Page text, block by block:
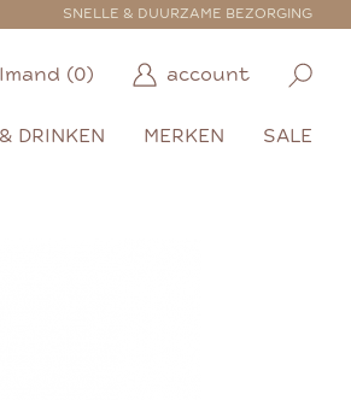
SNELLE & DUURZAME BEZORGING
(0) account
DRINKEN MERKEN SALE